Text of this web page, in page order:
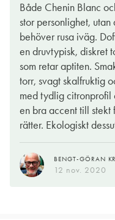
Både Chenin Blanc
stor personlighet,
behöver rusa iväg.
en druvtypisk, diskret
som retar aptiten.
torr, svagt skalfruktig
med tydlig citronprofil
en bra accent till stekt
rätter. Ekologiskt
BENGT-GÖRAN
12 nov. 2020